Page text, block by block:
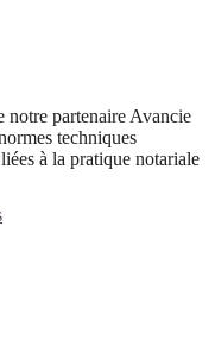
notre partenaire Avancie
techniques
à la pratique notariale